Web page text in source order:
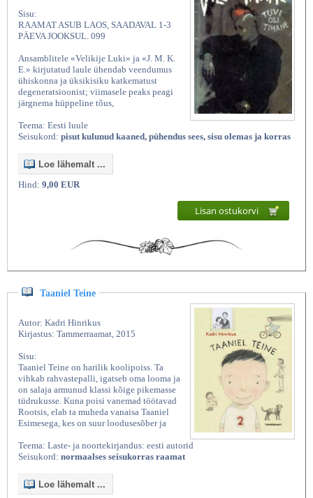
Sisu:
RAAMAT ASUB LAOS, SAADAVAL 1-3
PÄEVA JOOKSUL. 099
Ansamblitele «Velikije Luki» ja «J. M. K.
E.» kirjutatud laule ühendab veendumus
ühiskonna ja üksikisiku katkematust
degeneratsioonist; viimasele peaks peagi
järgnema hüppeline tõus,
Teema: Eesti luule
Seisukord: pisut kulunud kaaned, pühendus sees, sisu olemas ja korras
Loe lähemalt ...
Hind: 9,00 EUR
Lisan ostukorvi
Taaniel Teine
Autor: Kadri Hinrikus
Kirjastus: Tammerraamat, 2015
Sisu:
Taaniel Teine on harilik koolipoiss. Ta
vihkab rahvastepalli, igatseb oma looma ja
on salaja armunud klassi kõige pikemasse
tüdrukusse. Kuna poisi vanemad töötavad
Rootsis, elab ta muheda vanaisa Taaniel
Esimesega, kes on suur loodusesõber ja
Teema: Laste- ja noortekirjandus: eesti autorid
Seisukord: normaalses seisukorras raamat
Loe lähemalt ...